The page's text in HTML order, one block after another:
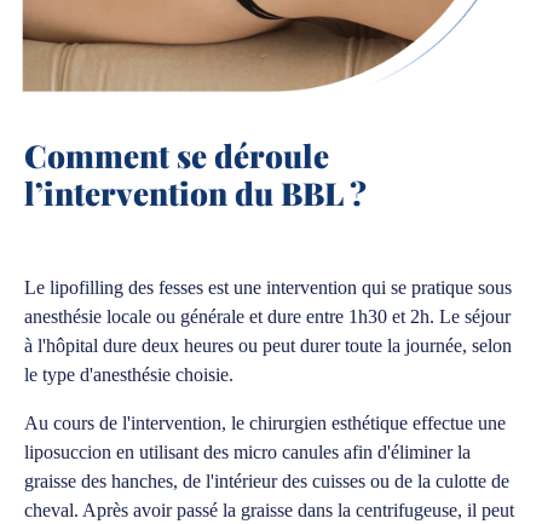
Comment se déroule
l’intervention du BBL ?
Le lipofilling des fesses est une intervention qui se pratique sous
anesthésie locale ou générale et dure entre 1h30 et 2h. Le séjour
à l'hôpital dure deux heures ou peut durer toute la journée, selon
le type d'anesthésie choisie.
Au cours de l'intervention, le chirurgien esthétique effectue une
liposuccion en utilisant des micro canules afin d'éliminer la
graisse des hanches, de l'intérieur des cuisses ou de la culotte de
cheval. Après avoir passé la graisse dans la centrifugeuse, il peut